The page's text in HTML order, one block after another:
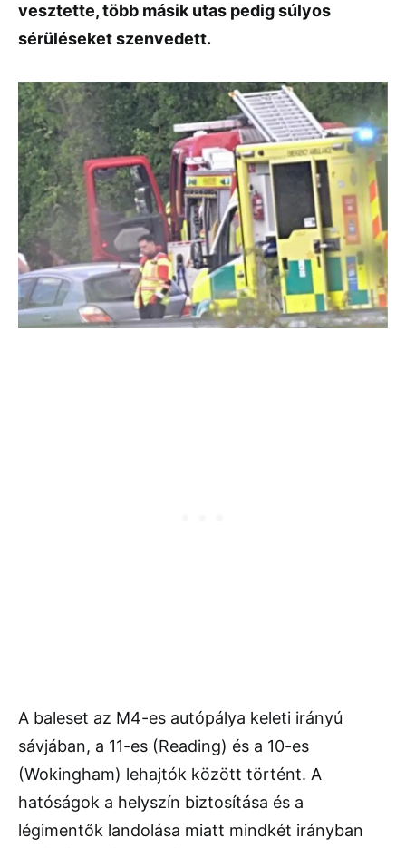
vesztette,több másik utas pedigsúlyos
sérüléseketszenvedett.
A baleset az M4-es autópálya keleti irányú
sávjában, a 11-es (Reading) és a 10-es
(Wokingham) lehajtók között történt. A
hatóságok a helyszín biztosítása és a
légimentők landolása miatt mindkét irányban